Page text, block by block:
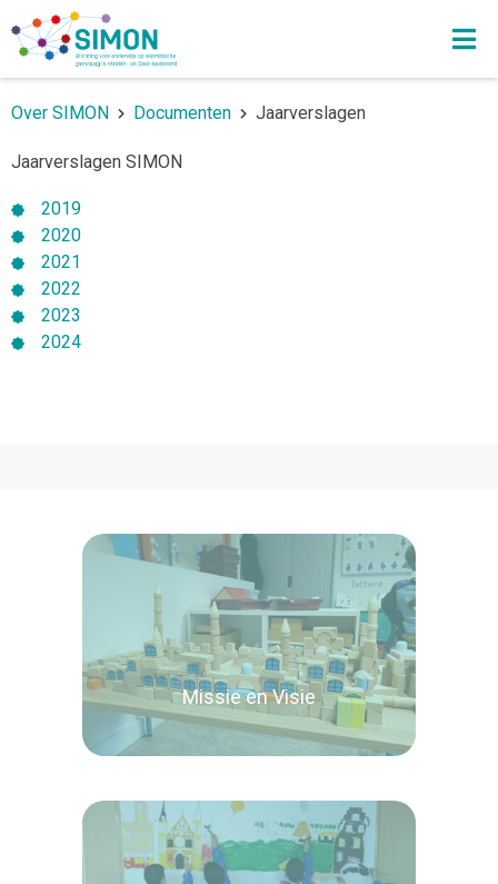
Over SIMON Documenten Jaarverslagen
Jaarverslagen SIMON
2019
2020
2021
2022
2023
2024
Missie en Visie